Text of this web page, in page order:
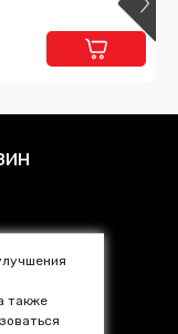
Предзаказ
Предзаказ
1л в комплекте с
также